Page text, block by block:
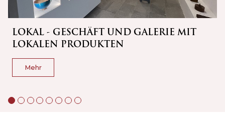
LOKAL - GESCHÄFT UND GALERIE MIT
LOKALEN PRODUKTEN
Mehr